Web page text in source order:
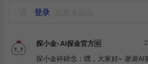
登录
探小金-AI探金官方🆔
探小金碎碎念：嘿，大家好~ 谢谢AI